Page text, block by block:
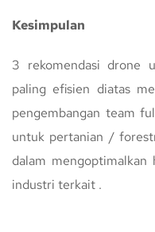
Kesimpulan
3 rekomendasi drone
paling efisien diatas
pengembangan team
untuk pertanian /
dalam
industri terkait .